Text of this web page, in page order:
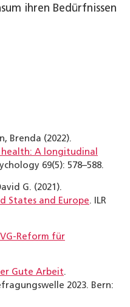
ihren Bedürfnissen
Brenda (2022).
A longitudinal
69(5): 578–588.
G. (2021).
States and Europe. ILR
Reform für
Gute Arbeit.
2023. Bern: